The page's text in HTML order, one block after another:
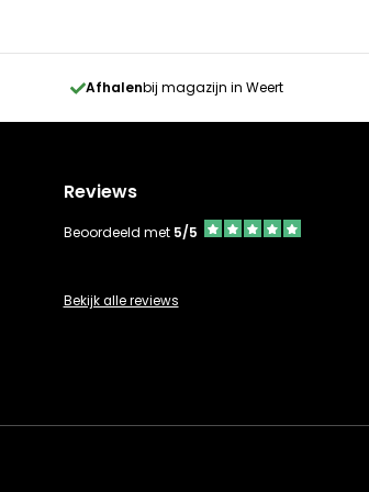
Afhalenbij magazijn in Weert
Reviews
Beoordeeld met 5/5
Bekijk alle reviews